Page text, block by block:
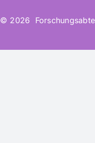
© 2026